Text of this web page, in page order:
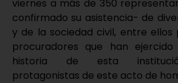
viernes a más de 350
confirmado su asistencia- de
y de la sociedad civil, entre
procuradores que han
historia de esta
protagonistas de este acto de